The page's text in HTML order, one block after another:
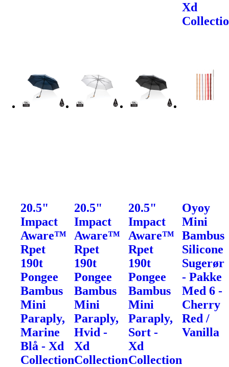
Xd
20.5"
Impact
Aware™
Rpet
190t
Pongee
Bambus
Mini
Paraply,
Marine
Blå - Xd
Collection
20.5"
Impact
Aware™
Rpet
190t
Pongee
Bambus
Mini
Paraply,
Hvid -
Xd
Collection
20.5"
Impact
Aware™
Rpet
190t
Pongee
Bambus
Mini
Paraply,
Sort -
Xd
Collection
Oyoy
Mini
Bambus
Silicone
Sugerør
- Pakke
Med 6 -
Cherry
Red /
Vanilla